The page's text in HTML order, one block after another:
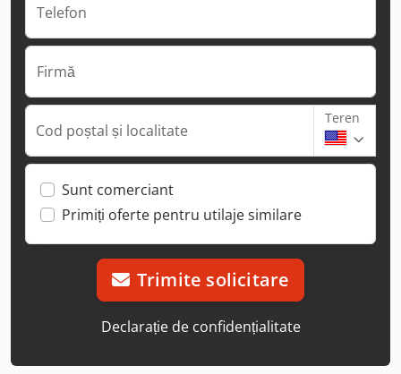
Telefon
Firmă
Cod poștal și localitate
Teren
Sunt comerciant
Primiți oferte pentru utilaje similare
Trimite solicitare
Declarație de confidențialitate